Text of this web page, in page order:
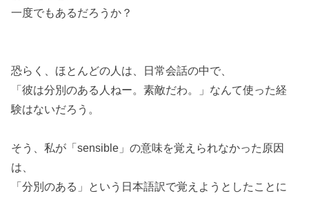
一度でもあるだろうか？
恐らく、ほとんどの人は、日常会話の中で、
「彼は分別のある人ねー。素敵だわ。」なんて使った経
験はないだろう。
そう、私が「sensible」の意味を覚えられなかった原因
は、
「分別のある」という日本語訳で覚えようとしたことに